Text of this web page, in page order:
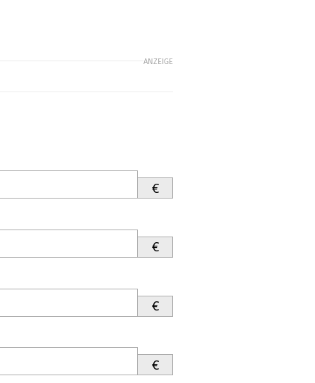
ANZEIGE
€
€
€
€